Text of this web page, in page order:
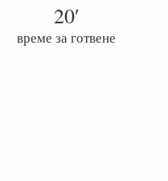
20′
време за готвене